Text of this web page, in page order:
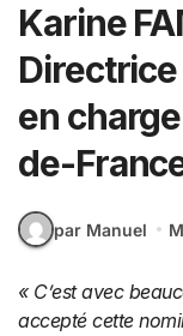
Karine
en
de-
par Manuel
« C’est avec
accepté cette